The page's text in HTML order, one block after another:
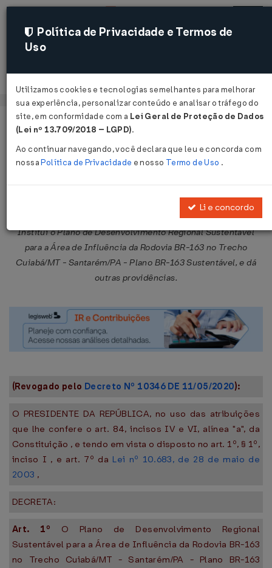
Acessar
Página Inicial Legislações
Decreto Nº 6290 DE 06/12/2007
Publicado no DOU em 6 dez 2007
Institui o Plano de Desenvolvimento Regional Sustentável
para a Área de Influência da Rodovia BR-163 no Trecho
Cuiabá/MT - Santarém/PA - Plano BR-163 Sustentável, e dá
outras providências.
(Revogado pelo Decreto Nº 10346 DE 11/05/2020):
O PRESIDENTE DA REPÚBLICA, no uso das atribuições
que lhe confere o art. 84, incisos IV e VI, alínea "a", da
Constituição , e tendo em vista o disposto no art. 1º, § 1º,
inciso I , e art. 7º da Lei nº 10.683, de 28 de maio de
2003 ,
DECRETA:
Art. 1º O Plano de Desenvolvimento Regional
Sustentável para a Área de Influência da Rodovia BR-163
no Trecho Cuiabá/MT - Santarém/PA - Plano BR-163
Política de Privacidade e Termos de
Uso
Utilizamos cookies e tecnologias semelhantes para melhorar
sua experiência, personalizar conteúdo e analisar o tráfego do
site, em conformidade com a Lei Geral de Proteção de Dados
(Lei nº 13.709/2018 – LGPD).
Ao continuar navegando, você declara que leu e concorda com
nossaPolítica de Privacidade e nosso Termo de Uso .
Li e concordo